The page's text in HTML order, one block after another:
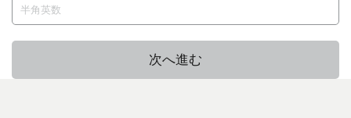
次へ進む